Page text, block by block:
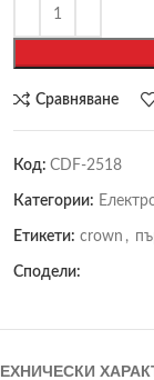
Сравняване
Код: CDF-2518
Категории:
Етикети: crown ,
Сподели: